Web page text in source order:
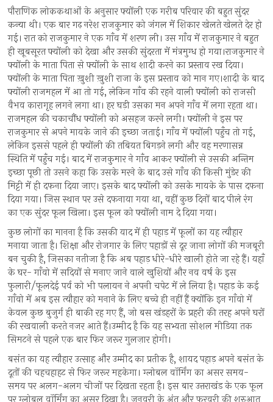
पौराणिक लोककथाओं के अनुसार फ्योंली एक गरीब परिवार की बहुत सुंदर
कन्या थी। एक बार गढ़ नरेश राजकुमार को जंगल में शिकार खेलते खेलते देर हो
गई। रात को राजकुमार ने एक गाँव में शरण ली। उस गाँव में राजकुमार ने बहुत
ही खूबसूरत फ्योंली को देखा और उसकी सुंदरता में मंत्रमुग्ध हो गया।राजकुमार ने
फ्योंली के माता पिता से फ्योंली के साथ शादी करने का प्रस्ताव रख दिया।
फ्योंली के माता पिता ख़ुशी ख़ुशी राजा के इस प्रस्ताव को मान गए।शादी के बाद
फ्योंली राजमहल में आ तो गई, लेकिन गाँव की रहने वाली फ्योंली को राजसी
वैभव कारागृह लगने लगा था। हर घड़ी उसका मन अपने गाँव में लगा रहता था।
राजमहल की चकाचौंध फ्योंली को असहज करने लगी। फ्योंली ने इस पर
राजकुमार से अपने मायके जाने की इच्छा जताई। गाँव में फ्योंली पहुँच तो गई,
लेकिन इससे पहले ही फ्योंली की तबियत बिगड़ने लगी और वह मरणासन्न
स्थिति में पहुँच गई। बाद में राजकुमार ने गाँव आकर फ्योंली से उसकी अन्तिम
इच्छा पूछी तो उसने कहा कि उसके मरने के बाद उसे गाँव की किसी मुंडेर की
मिट्टी में ही दफना दिया जाए। इसके बाद फ्योंली को उसके मायके के पास दफना
दिया गया। जिस स्थान पर उसे दफनाया गया था, वहीं कुछ दिनों बाद पीले रंग
का एक सुंदर फूल खिला। इस फूल को फ्योंली नाम दे दिया गया।
कुछ लोगों का मानना है कि उसकी याद में ही पहाड़ में फूलों का यह त्यौहार
मनाया जाता है। शिक्षा और रोजगार के लिए पहाड़ों से दूर जाना लोगों की मजबूरी
बन चुकी है, जिसका नतीजा है कि अब पहाड़ धीरे-धीरे खाली होते जा रहे हैं। यहाँ
के घर- गाँवो में सदियों से मनाए जाने वाले खुशियों और नव वर्ष के इस
फुलारी/फूलदेई पर्व को भी पलायन ने अपनी चपेट में ले लिया है। पहाड़ के कई
गाँवो में अब इस त्यौहार को मनाने के लिए बच्चे ही नहीं हैं क्योंकि इन गाँवो में
केवल कुछ बुजुर्ग ही बाकी रह गए हैं, जो बस खंडहरों के प्रहरी की तरह अपने घरों
की रखवाली करते नजर आते हैं।उम्मीद है कि यह सभ्यता सोशल मीडिया तक
सिमटने से पहले एक बार फिर जरूर गुलज़ार होगी।
बसंत का यह त्यौहार उत्साह और उम्मीद का प्रतीक है, शायद पहाड़ अपने बसंत के
दूतों की चहचहाहट से फिर जरूर महकेगा। ग्लोबल वॉर्मिंग का असर समय-
समय पर अलग-अलग चीजों पर दिखता रहता है। इस बार उत्तराखंड के एक फूल